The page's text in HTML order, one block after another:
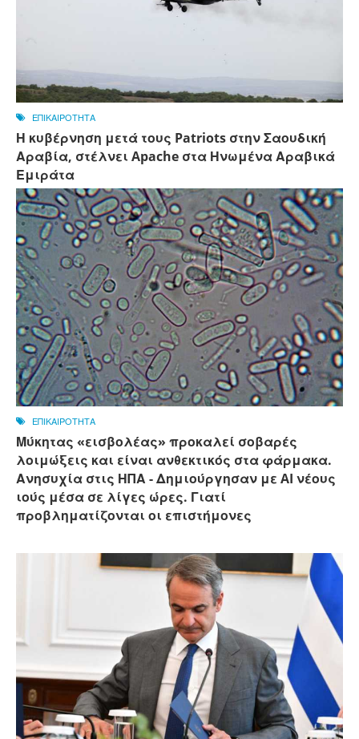
ΕΠΙΚΑΙΡΟΤΗΤΑ
Η κυβέρνηση μετά τους Patriots στην Σαουδική
Αραβία, στέλνει Apache στα Ηνωμένα Αραβικά
Εμιράτα
ΕΠΙΚΑΙΡΟΤΗΤΑ
Μύκητας «εισβολέας» προκαλεί σοβαρές
λοιμώξεις και είναι ανθεκτικός στα φάρμακα.
Ανησυχία στις ΗΠΑ - Δημιούργησαν με AI νέους
ιούς μέσα σε λίγες ώρες. Γιατί
προβληματίζονται οι επιστήμονες